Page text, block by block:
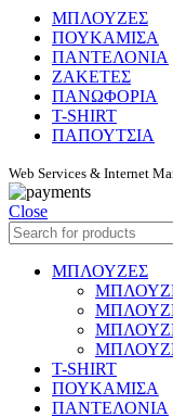
ΜΠΛΟΥΖΕΣ
ΠΟΥΚΑΜΙΣΑ
ΠΑΝΤΕΛΟΝΙΑ
ΖΑΚΕΤΕΣ
ΠΑΝΩΦΟΡΙΑ
T-SHIRT
ΠΑΠΟΥΤΣΙΑ
Web Services & Internet
Close
ΜΠΛΟΥΖΕΣ
T-SHIRT
ΠΟΥΚΑΜΙΣΑ
ΠΑΝΤΕΛΟΝΙΑ